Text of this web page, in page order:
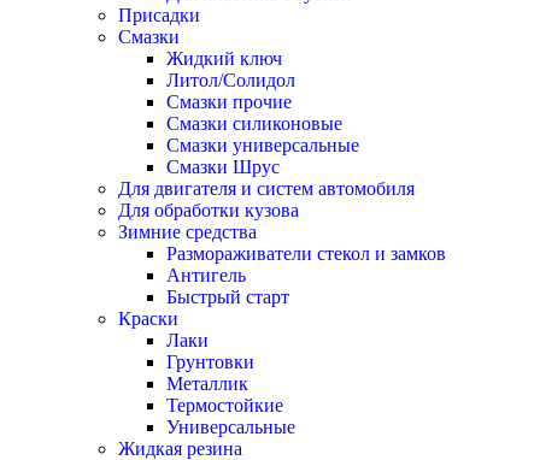
Присадки
Смазки
Жидкий ключ
Литол/Солидол
Смазки прочие
Смазки силиконовые
Смазки универсальные
Смазки Шрус
Для двигателя и систем автомобиля
Для обработки кузова
Зимние средства
Размораживатели стекол и замков
Антигель
Быстрый старт
Краски
Лаки
Грунтовки
Металлик
Термостойкие
Универсальные
Жидкая резина